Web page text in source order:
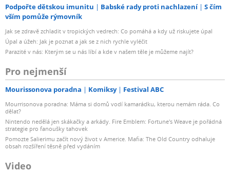
Podpořte dětskou imunitu Babské rady proti nachlazení
S čím
vším pomůže rýmovník
Jak se zdravě zchladit v tropických vedrech: Co pomáhá a kdy už riskujete úpal
Úpal a úžeh: Jak je poznat a jak se z nich rychle vyléčit
Parazité v nás: Kterým se u nás líbí a kde v našem těle je můžeme najít?
Pro nejmenší
Mourissonova poradna Komiksy Festival ABC
Mourrisonova poradna: Máma si domů vodí kamarádku, kterou nemám ráda. Co
dělat?
Nintendo nedělá jen skákačky a arkády. Fire Emblem: Fortune's Weave je pořádná
strategie pro fanoušky tahovek
Pomozte Salierimu začít nový život v Americe. Mafia: The Old Country odhaluje
obsah rozšíření těsně před vydáním
Video